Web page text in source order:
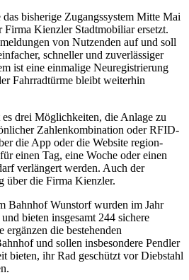
bisherige Zugangssystem Mitte Mai
Firma Kienzler Stadtmobiliar ersetzt.
von Nutzenden auf und soll
schneller und zuverlässiger
ist eine einmalige Neuregistrierung
Fahrradtürme bleibt weiterhin
drei Möglichkeiten, die Anlage zu
Zahlenkombination oder RFID-
die App oder die Website region-
einen Tag, eine Woche oder einen
verlängert werden. Auch der
über die Firma Kienzler.
Bahnhof Wunstorf wurden im Jahr
bieten insgesamt 244 sichere
ergänzen die bestehenden
und sollen insbesondere Pendler
bieten, ihr Rad geschützt vor Diebstahl